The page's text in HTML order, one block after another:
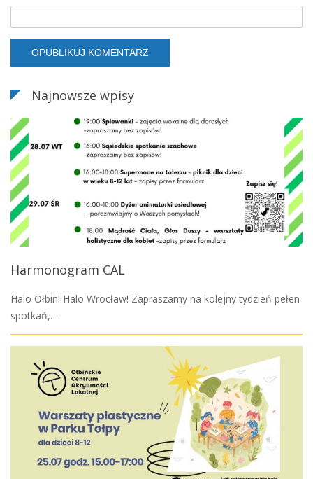
Najnowsze wpisy
Harmonogram CAL
Halo Ołbin! Halo Wrocław! Zapraszamy na kolejny tydzień pełen
spotkań,…